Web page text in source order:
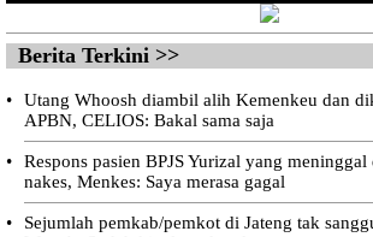
Berita Terkini >>
•
Utang Whoosh diambil alih Kemenkeu dan
APBN, CELIOS: Bakal sama saja
•
Respons pasien BPJS Yurizal yang
nakes, Menkes: Saya merasa gagal
•
Sejumlah pemkab/pemkot di Jateng tak